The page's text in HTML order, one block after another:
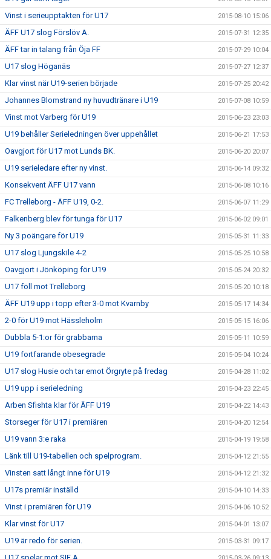
Vinst i serieupptakten för U17 2015-08-10 15:06
ÄFF U17 slog Förslöv A. 2015-07-31 12:35
ÄFF tar in talang från Öja FF 2015-07-29 10:04
U17 slog Höganäs 2015-07-27 12:37
Klar vinst när U19-serien började 2015-07-25 20:42
Johannes Blomstrand ny huvudtränare i U19 2015-07-08 10:59
Vinst mot Varberg för U19 2015-06-23 23:03
U19 behåller Serieledningen över uppehållet 2015-06-21 17:53
Oavgjort för U17 mot Lunds BK. 2015-06-20 20:07
U19 serieledare efter ny vinst. 2015-06-14 09:32
Konsekvent ÄFF U17 vann 2015-06-08 10:16
FC Trelleborg - ÄFF U19, 0-2. 2015-06-07 11:29
Falkenberg blev för tunga för U17 2015-06-02 09:01
Ny 3 poängare för U19 2015-05-31 11:33
U17 slog Ljungskile 4-2 2015-05-25 10:58
Oavgjort i Jönköping för U19 2015-05-24 20:32
U17 föll mot Trelleborg 2015-05-20 10:18
ÄFF U19 upp i topp efter 3-0 mot Kvarnby 2015-05-17 14:34
2-0 för U19 mot Hässleholm 2015-05-15 16:06
Dubbla 5-1:or för grabbarna 2015-05-11 10:59
U19 fortfarande obesegrade 2015-05-04 10:24
U17 slog Husie och tar emot Örgryte på fredag 2015-04-28 11:02
U19 upp i serieledning 2015-04-23 22:45
Arben Sfishta klar för ÄFF U19 2015-04-22 14:43
Storseger för U17 i premiären 2015-04-20 12:54
U19 vann 3:e raka 2015-04-19 19:58
Länk till U19-tabellen och spelprogram. 2015-04-12 21:55
Vinsten satt långt inne för U19 2015-04-12 21:32
U17s premiär inställd 2015-04-10 14:33
Vinst i premiären för U19 2015-04-06 10:52
Klar vinst för U17 2015-04-01 13:07
U19 är redo för serien. 2015-03-31 09:17